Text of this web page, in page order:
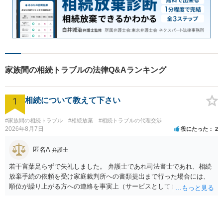
家族間の相続トラブルの法律Q&Aランキング
1 相続について教えて下さい
#家族間の相続トラブル #相続放棄 #相続トラブルの代理交渉
2026年8月7日 役にたった 2
匿名A 弁護士
若干言葉足らずで失礼しました。 弁護士であれ司法書士であれ、相続
放棄手続の依頼を受け家庭裁判所への書類提出まで行った場合には、
順位が繰り上がる方への連絡を事実上（サービスとして）行うことは